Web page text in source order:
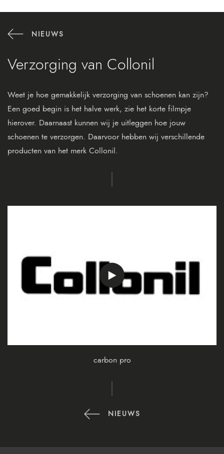
NIEUWS
Verzorging van Collonil
Weet je hoe gemakkelijk verzorging van schoenen kan zijn?
Een goed begin is het halve werk, zie het korte filmpje
hierover. Daarnaast kunnen wij je uitleggen hoe jouw
schoenen te verzorgen. Daarvoor hebben wij verschillende
producten van het merk Collonil.
carbon pro
NIEUWS